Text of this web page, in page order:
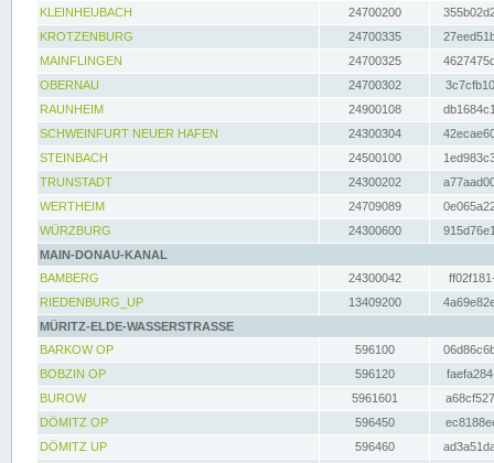
KLEINHEUBACH 24700200
KROTZENBURG
24700335
MAINFLINGEN
24700325
OBERNAU
24700302
RAUNHEIM
24900108
SCHWEINFURT NEUER HAFEN
24300304
STEINBACH
24500100
TRUNSTADT
24300202
WERTHEIM
24709089
WÜRZBURG
24300600
MAIN-DONAU-KANAL
BAMBERG
24300042
RIEDENBURG_UP
13409200
MÜRITZ-ELDE-WASSERSTRASSE
BARKOW OP
596100
BOBZIN OP
596120
BUROW
5961601
DÖMITZ OP
596450
DÖMITZ UP
596460